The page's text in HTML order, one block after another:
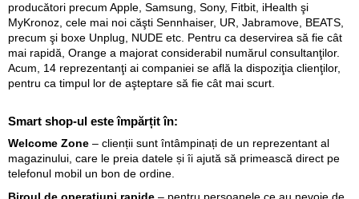
producători precum Apple, Samsung, Sony, Fitbit, iHealth şi
MyKronoz, cele mai noi căşti Sennhaiser, UR, Jabramove, BEATS,
precum şi boxe Unplug, NUDE etc. Pentru ca deservirea să fie cât
mai rapidă, Orange a majorat considerabil numărul consultanţilor.
Acum, 14 reprezentanţi ai companiei se află la dispoziţia clienţilor,
pentru ca timpul lor de aşteptare să fie cât mai scurt.
Smart shop-ul este împărțit în:
Welcome Zone – clienții sunt întâmpinați de un reprezentant al
magazinului, care le preia datele și îi ajută să primească direct pe
telefonul mobil un bon de ordine.